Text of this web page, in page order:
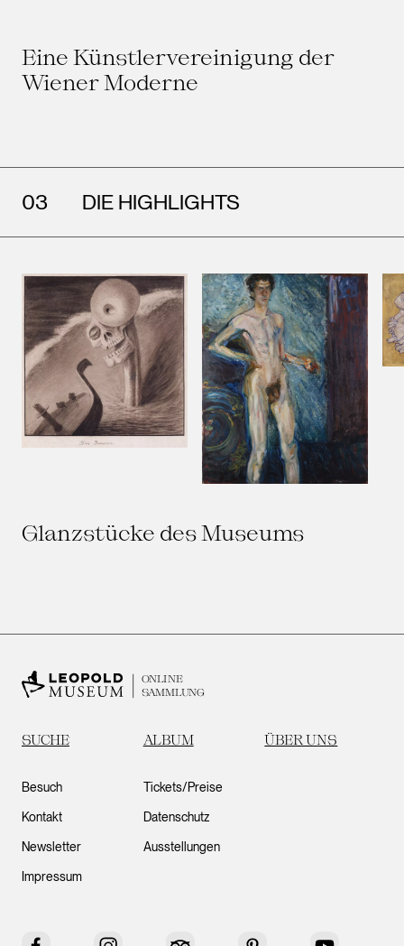
Eine Künstlervereinigung der
Wiener Moderne
DIE HIGHLIGHTS
Glanzstücke des Museums
ONLINE
SAMMLUNG
SUCHE ALBUM ÜBER UNS
Besuch
Kontakt
Newsletter
Impressum
Tickets/Preise
Datenschutz
Ausstellungen